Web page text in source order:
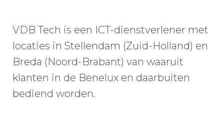
VDB Tech is een ICT-dienstverlener met
locaties in Stellendam (Zuid-Holland) en
Breda (Noord-Brabant) van waaruit
klanten in de Benelux en daarbuiten
bediend worden.